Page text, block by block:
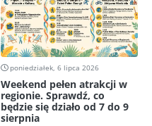
poniedziałek, 6 lipca 2026
Weekend pełen atrakcji w
regionie. Sprawdź, co
będzie się działo od 7 do 9
sierpnia